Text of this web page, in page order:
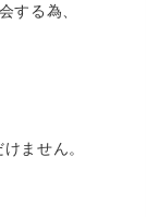
する為、
ません。